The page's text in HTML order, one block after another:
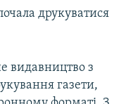
друкуватися
видавництво з
газети,